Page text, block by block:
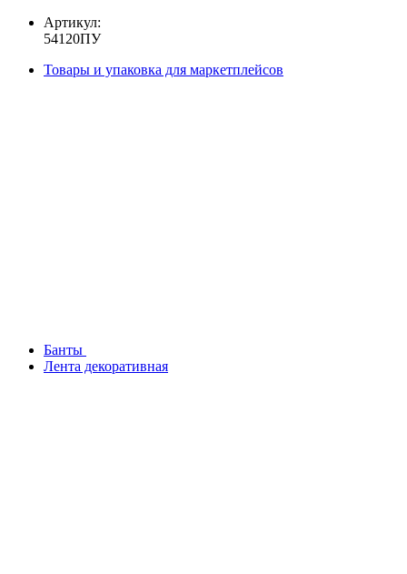
Артикул:
54120ПУ
Товары и упаковка для маркетплейсов
Банты
Лента декоративная